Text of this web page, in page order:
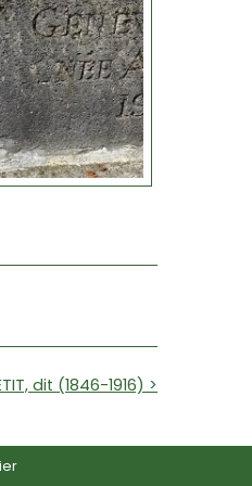
dit (1846-1916) >